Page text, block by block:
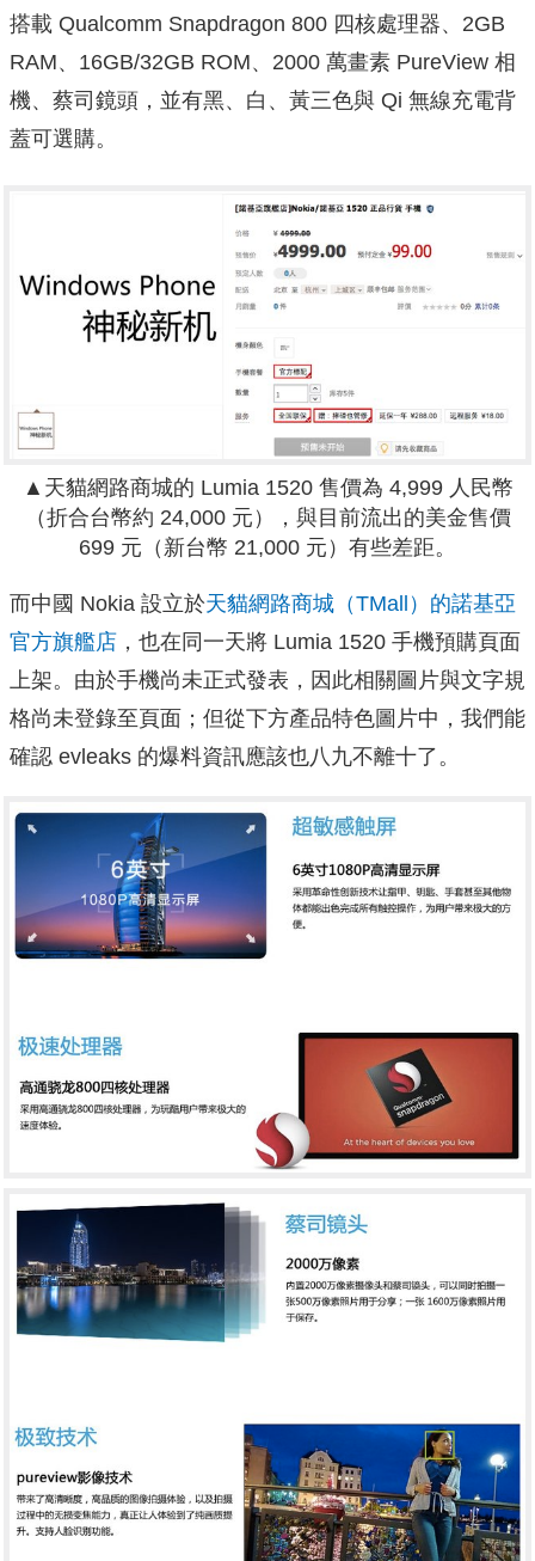
搭載 Qualcomm Snapdragon 800 四核處理器、2GB
RAM、16GB/32GB ROM、2000 萬畫素 PureView 相
機、蔡司鏡頭，並有黑、白、黃三色與 Qi 無線充電背
蓋可選購。
▲天貓網路商城的 Lumia 1520 售價為 4,999 人民幣
（折合台幣約 24,000 元），與目前流出的美金售價
699 元（新台幣 21,000 元）有些差距。
而中國 Nokia 設立於天貓網路商城（TMall）的諾基亞
官方旗艦店 ，也在同一天將 Lumia 1520 手機預購頁面
上架。由於手機尚未正式發表，因此相關圖片與文字規
格尚未登錄至頁面；但從下方產品特色圖片中，我們能
確認 evleaks 的爆料資訊應該也八九不離十了。